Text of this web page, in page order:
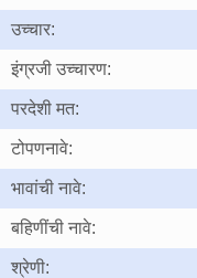
उच्चार:
इंग्रजी उच्चारण:
परदेशी मत:
टोपणनावे:
भावांची नावे:
बहिणींची नावे:
श्रेणी: